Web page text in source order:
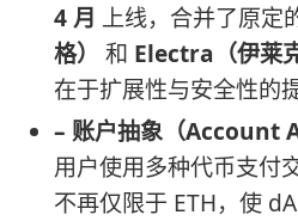
4 月 上线，合并了原定
格）
和 Electra（伊莱
在于扩展性与安全性的提
– 账户抽象（Account
用户使用多种代币支付
不再仅限于 ETH，使